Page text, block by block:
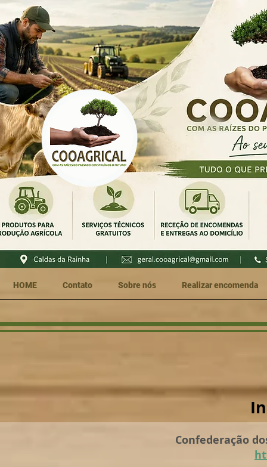
HOME Contato Sobre nós Realizar encomenda
Confederação